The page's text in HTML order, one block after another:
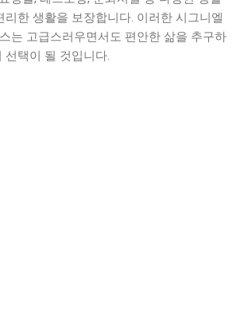
리한 생활을 보장합니다. 이러한 시그니엘
는 고급스러우면서도 편안한 삶을 추구하
택이 될 것입니다.